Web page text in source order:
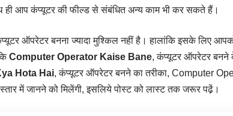
आप कंप्यूटर की फील्ड से संबंधित अन्य काम भी कर सकते हैं।
ऑपरेटर बनना ज्यादा मुश्किल नहीं है‌। हालांकि इसके लिए
Computer Operator Kaise Bane, कंप्यूटर ऑपरेटर बनने
Hota Hai, कंप्यूटर ऑपरेटर बनने का तरीका, Computer
में जानने को मिलेंगी, इसलिये पोस्ट को लास्ट तक जरूर पढे़ं।